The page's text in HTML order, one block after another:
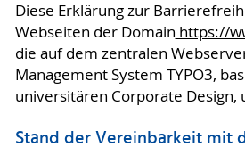
Diese Erklärung zur
Webseiten der Domain https://
die auf dem zentralen
Management System TYPO3,
universitären Corporate Design,
Stand der Vereinbarkeit mit